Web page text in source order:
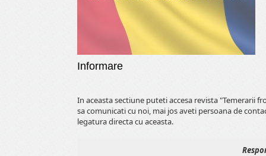
Informare
In aceasta sectiune puteti accesa revista "Temerarii
sa comunicati cu noi, mai jos aveti persoana de
legatura directa cu aceasta.